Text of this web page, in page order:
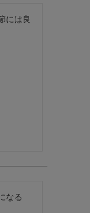
には良
なる